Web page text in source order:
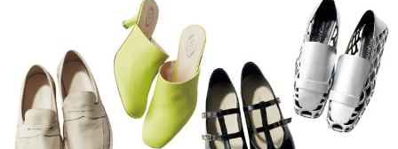
家族
旅】
を
かる
【夏
の相
棒ワ
ン
ピ】